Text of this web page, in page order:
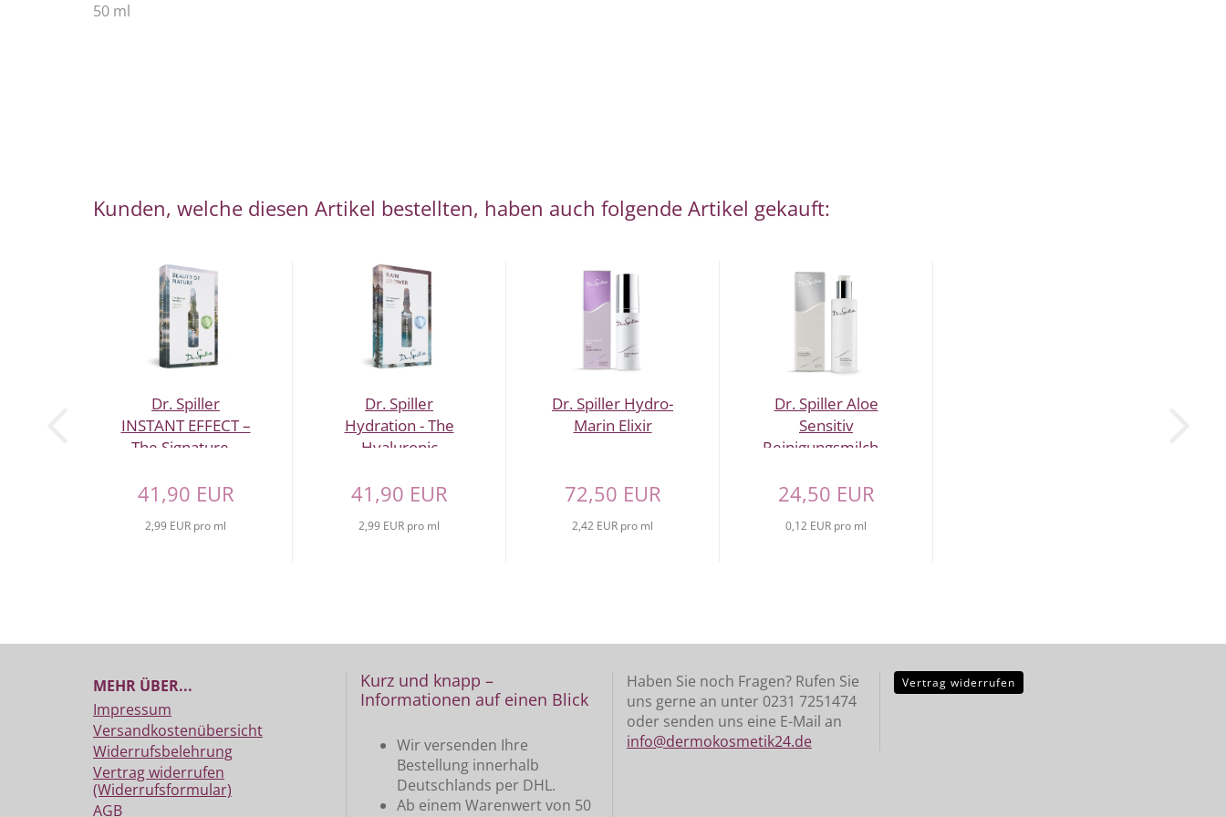
50 ml
Kunden, welche diesen Artikel bestellten, haben auch folgende Artikel gekauft:
Dr. Spiller
INSTANT EFFECT –
The Signature...
41,90 EUR
2,99 EUR pro ml
Dr. Spiller
Hydration - The
Hyaluronic
41,90 EUR
2,99 EUR pro ml
Dr. Spiller Hydro-
Marin Elixir
72,50 EUR
2,42 EUR pro ml
Dr. Spiller Aloe
Sensitiv
Reinigungsmilch...
24,50 EUR
0,12 EUR pro ml
MEHR ÜBER...
Impressum
Versandkostenübersicht
Widerrufsbelehrung
Vertrag widerrufen
(Widerrufsformular)
AGB
Kurz und knapp –
Informationen auf einen Blick
Wir versenden Ihre
Bestellung innerhalb
Deutschlands per DHL.
Ab einem Warenwert von 50
Haben Sie noch Fragen? Rufen Sie
uns gerne an unter 0231 7251474
oder senden uns eine E-Mail an
info@dermokosmetik24.de
Vertrag widerrufen